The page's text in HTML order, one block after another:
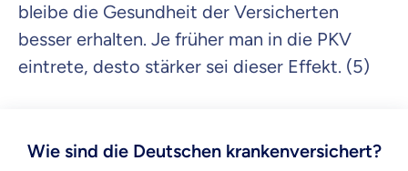
bleibe die Gesundheit der Versicherten
besser erhalten. Je früher man in die PKV
eintrete, desto stärker sei dieser Effekt. (5)
Wie sind die Deutschen krankenversichert?